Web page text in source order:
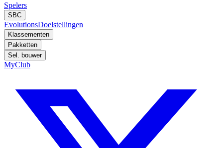
Spelers
SBC
EvolutionsDoelstellingen
Klassementen
Pakketten
Sel. bouwer
MyClub